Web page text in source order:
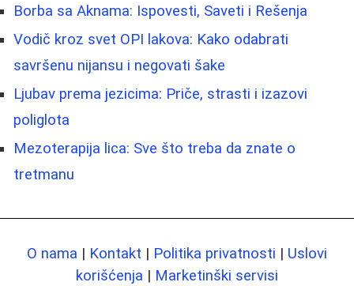
Borba sa Aknama: Ispovesti, Saveti i Rešenja
Vodič kroz svet OPI lakova: Kako odabrati
savršenu nijansu i negovati šake
Ljubav prema jezicima: Priče, strasti i izazovi
poliglota
Mezoterapija lica: Sve što treba da znate o
tretmanu
O nama | Kontakt | Politika privatnosti | Uslovi
korišćenja | Marketinški servisi